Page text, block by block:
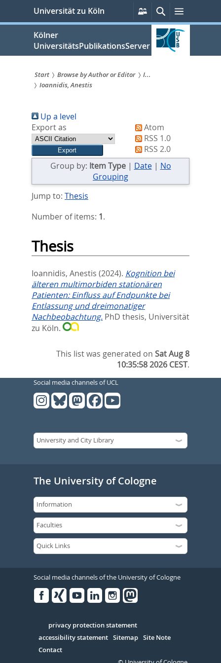
springen
Universität zu Köln
Persönliche
Services
SucheMenü
Kölner
UniversitätsPublikationsServer
Sie
sind
hier:
Start Browse by Author or Editor
I...
Ioannidis, Anestis
Up a level
Export as
Atom
RSS 1.0
RSS 2.0
Group by: Item Type| Date| No
Grouping
Jump to: Thesis
Number of items: 1.
Thesis
Ioannidis, Anestis (2024). Kognition bei
älteren multimorbiden stationären
Patienten: Einfluss auf Endpunkte bei
Entlassung und dreimonatiger
Nachbeobachtung. PhD thesis, Universität
zu Köln.
This list was generated onSat Aug 8
10:35:58 2026 CEST.
Social media channels of UCL
The University of Cologne
Social media channels of the University of Cologne
Serivce
privacy protection statement
accessibility statement Sitemap Site Note
Contact